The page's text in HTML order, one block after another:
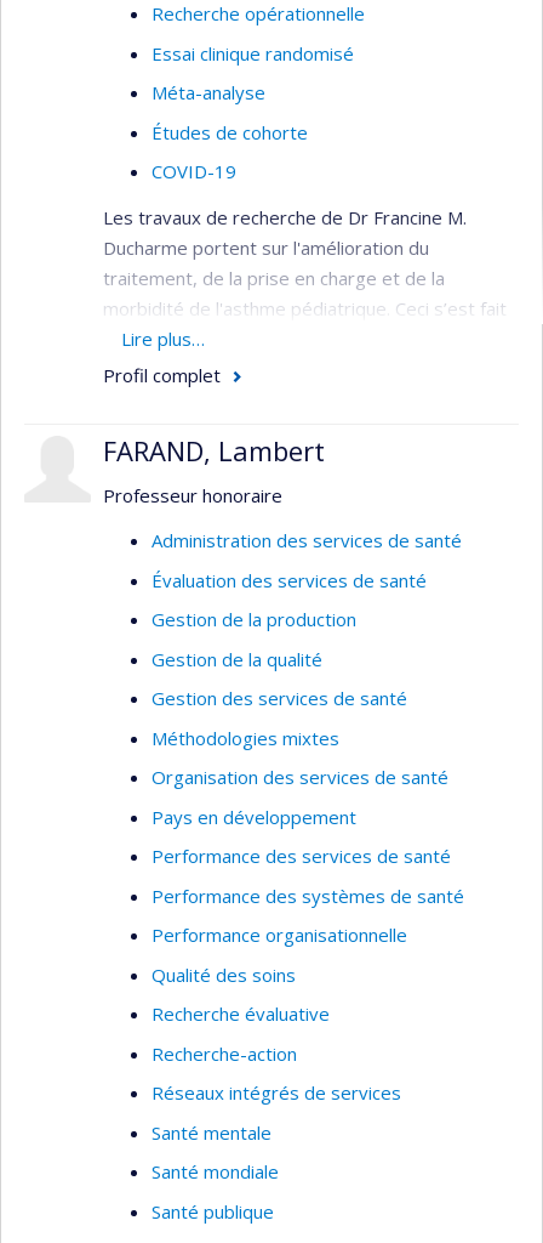
Recherche opérationnelle
Essai clinique randomisé
Méta-analyse
Études de cohorte
COVID-19
Les travaux de recherche de Dr Francine M.
Ducharme portent sur l'amélioration du
traitement, de la prise en charge et de la
morbidité de l'asthme pédiatrique. Ceci s’est fait
par le biais du développement d’instruments
cliniques et de recherche spécifiques aux enfants,
d’essais randomisés, la dissémination des lignes
directrices basées sur les preuves scientifiques
améliorer l’adhérence des professionnels de la
santé, les patients et leur famille aux lignes
directrices.
Intérêts de recherche
Asthme pédiatrique
Efficacité et profil de tolérance des
interventions pour l’asthme pédiatrique
Élaboration d’instruments pour les enfants
contrôlés randomisés
Épidémiologie clinique (plan et méthodes)
Transfert des connaissances
Lire plus…
Profil complet
FARAND, Lambert
Professeur honoraire
Administration des services de santé
Évaluation des services de santé
Gestion de la production
Gestion de la qualité
Gestion des services de santé
Méthodologies mixtes
Organisation des services de santé
Pays en développement
Performance des services de santé
Performance des systèmes de santé
Performance organisationnelle
Qualité des soins
Recherche évaluative
Recherche-action
Réseaux intégrés de services
Santé mentale
Santé mondiale
Santé publique